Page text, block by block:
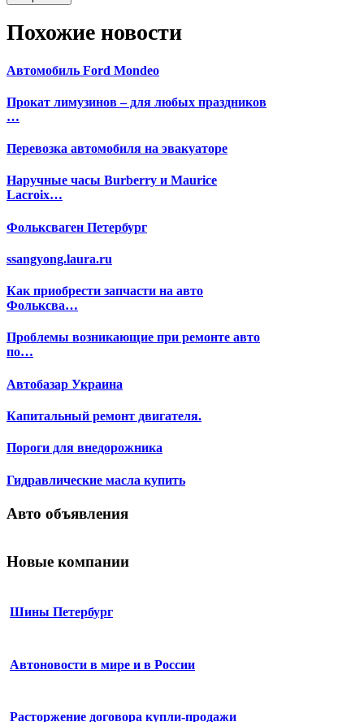
Похожие новости
Автомобиль Ford Mondeo
Прокат лимузинов – для любых праздников
…
Перевозка автомобиля на эвакуаторе
Наручные часы Burberry и Maurice
Lacroix…
Фольксваген Петербург
ssangyong.laura.ru
Как приобрести запчасти на авто
Фольксва…
Проблемы возникающие при ремонте авто
по…
Автобазар Украина
Капитальный ремонт двигателя.
Пороги для внедорожника
Гидравлические масла купить
Авто объявления
Новые компании
Шины Петербург
Автоновости в мире и в России
Расторжение договора купли-продажи